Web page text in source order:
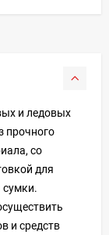
и ледовых
прочного
со
для
и средств